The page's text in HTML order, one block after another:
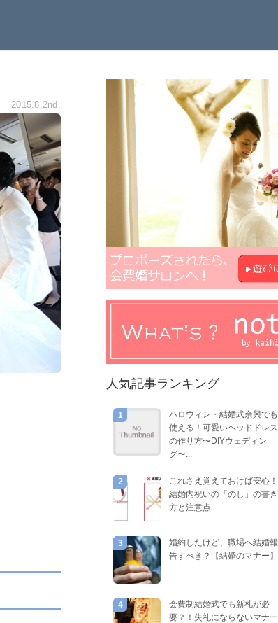
2015.8.2nd.
人気記事ランキング
1
ハロウィン・結婚式余興でも
使える！可愛いヘッドドレス
の作り方〜DIYウェディン
グ〜...
2
これさえ覚えておけば安心！
結婚内祝いの「のし」の書き
方と注意点
3
婚約したけど、職場へ結婚報
告すべき？【結婚のマナー】
4
会費制結婚式でも新札が必
要？！失礼にならないマナー